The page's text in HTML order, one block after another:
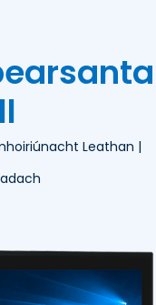
Leathan |